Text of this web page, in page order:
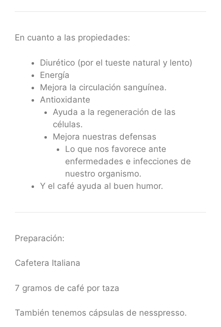
En cuanto a las propiedades:
Diurético (por el tueste natural y lento)
Energía
Mejora la circulación sanguínea.
Antioxidante
Ayuda a la regeneración de las
células.
Mejora nuestras defensas
Lo que nos favorece ante
enfermedades e infecciones de
nuestro organismo.
Y el café ayuda al buen humor.
Preparación:
Cafetera Italiana
7 gramos de café por taza
También tenemos cápsulas de nesspresso.